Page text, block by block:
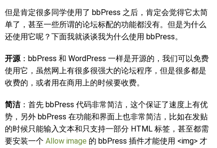
但是肯定很多同学使用了 bbPress 之后，肯定会觉得它太简
单了，甚至一些所谓的论坛标配的功能都没有。但是为什么
还使用它呢？下面我就谈谈我为什么使用 bbPress。
开源：bbPress 和 WordPress 一样是开源的，我们可以免费
使用它，虽然网上有很多很强大的论坛程序，但是很多都是
收费的，或者用在商用上的时候要收费。
简洁：首先 bbPress 代码非常简洁，这个保证了速度上有优
势，另外 bbPress 在功能和界面上也非常简洁，比如在发贴
的时候只能输入文本和只支持一部分 HTML 标签，甚至都需
要安装一个 Allow image 的 bbPress 插件才能使用 <img> 才